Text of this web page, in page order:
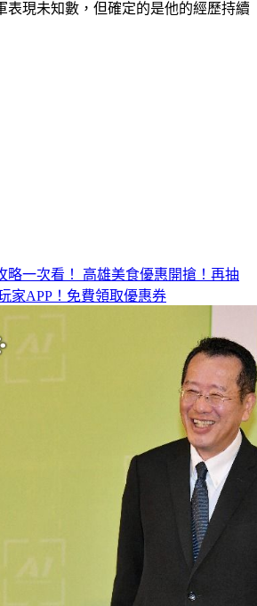
表現未知數，但確定的是他的經歷持續
略一次看！ 高雄美食優惠開搶！再抽
家APP！免費領取優惠券